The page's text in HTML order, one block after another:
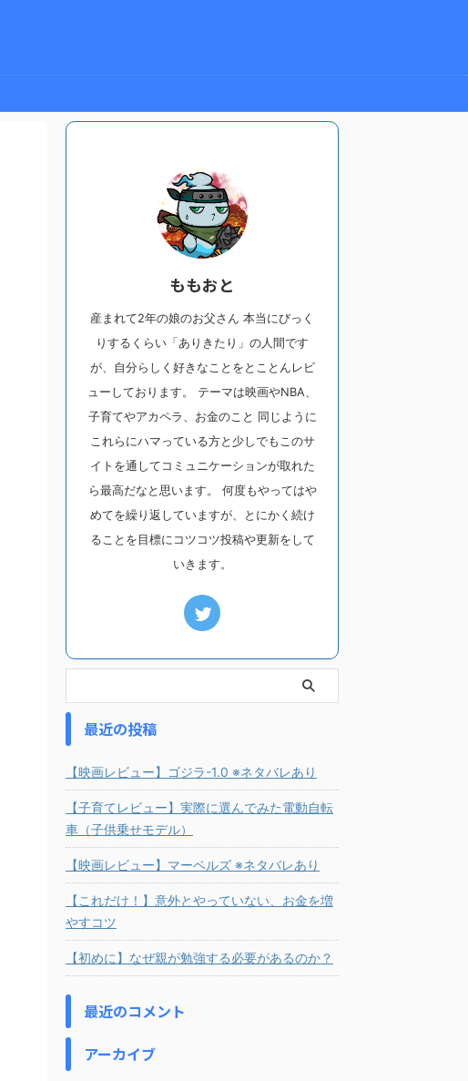
ももおと
産まれて2年の娘のお父さん 本当にびっく
りするくらい「ありきたり」の人間です
が、自分らしく好きなことをとことんレビ
ューしております。 テーマは映画やNBA、
子育てやアカペラ、お金のこと 同じように
これらにハマっている方と少しでもこのサ
イトを通してコミュニケーションが取れた
ら最高だなと思います。 何度もやってはや
めてを繰り返していますが、とにかく続け
ることを目標にコツコツ投稿や更新をして
いきます。
最近の投稿
【映画レビュー】ゴジラ-1.0 ※ネタバレあり
【子育てレビュー】実際に選んでみた電動自転
車（子供乗せモデル）
【映画レビュー】マーベルズ ※ネタバレあり
【これだけ！】意外とやっていない、お金を増
やすコツ
【初めに】なぜ親が勉強する必要があるのか？
最近のコメント
アーカイブ